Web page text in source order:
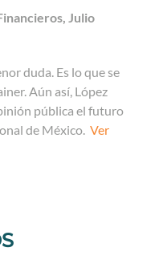
Julio
duda. Es lo que se
Aún así, López
pública el futuro
de México. Ver